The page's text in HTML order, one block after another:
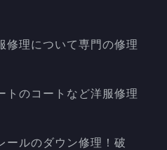
修理について専門の修理
トのコートなど洋服修理
ールのダウン修理！破